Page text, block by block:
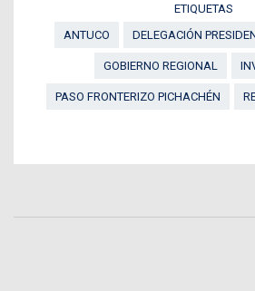
ETIQUETAS
ANTUCO
DELEGACIÓN
GOBIERNO REGIONAL
PASO FRONTERIZO PICHACHÉN